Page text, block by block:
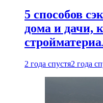
5 способов
дома и дачи,
2 года спустя2 года